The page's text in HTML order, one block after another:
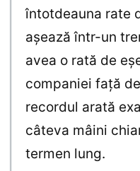
întotdeauna rate
aşează într-un
avea o rată de
companiei faţă
recordul arată
câteva mâini
termen lung.